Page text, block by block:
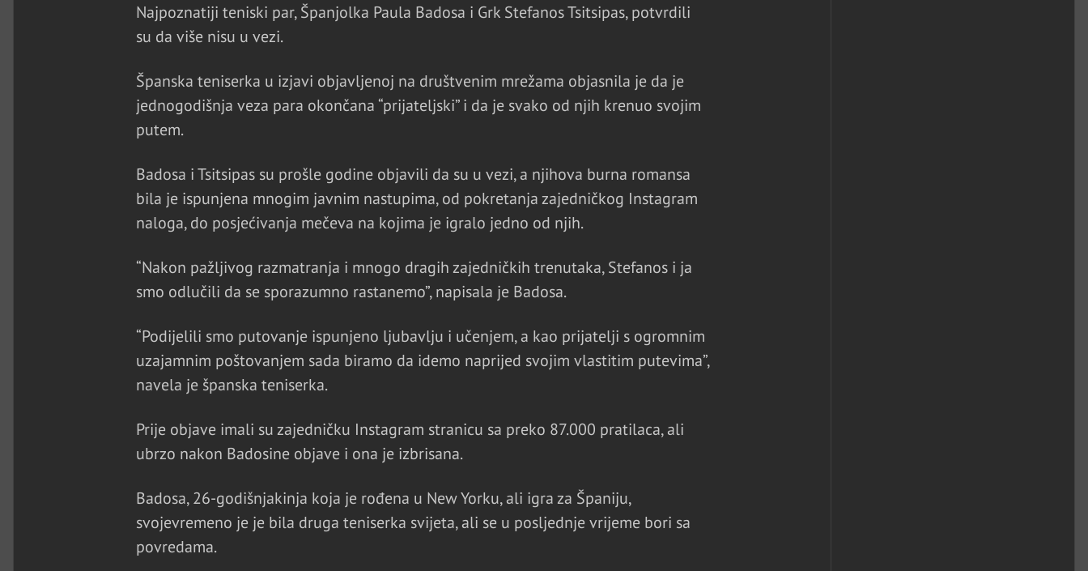
Najpoznatiji teniski par, Španjolka Paula Badosa i Grk Stefanos Tsitsipas, potvrdili
su da više nisu u vezi.
Španska teniserka u izjavi objavljenoj na društvenim mrežama objasnila je da je
jednogodišnja veza para okončana “prijateljski” i da je svako od njih krenuo svojim
putem.
Badosa i Tsitsipas su prošle godine objavili da su u vezi, a njihova burna romansa
bila je ispunjena mnogim javnim nastupima, od pokretanja zajedničkog Instagram
naloga, do posjećivanja mečeva na kojima je igralo jedno od njih.
“Nakon pažljivog razmatranja i mnogo dragih zajedničkih trenutaka, Stefanos i ja
smo odlučili da se sporazumno rastanemo”, napisala je Badosa.
“Podijelili smo putovanje ispunjeno ljubavlju i učenjem, a kao prijatelji s ogromnim
uzajamnim poštovanjem sada biramo da idemo naprijed svojim vlastitim putevima”,
navela je španska teniserka.
Prije objave imali su zajedničku Instagram stranicu sa preko 87.000 pratilaca, ali
ubrzo nakon Badosine objave i ona je izbrisana.
Badosa, 26-godišnjakinja koja je rođena u New Yorku, ali igra za Španiju,
svojevremeno je je bila druga teniserka svijeta, ali se u posljednje vrijeme bori sa
povredama.